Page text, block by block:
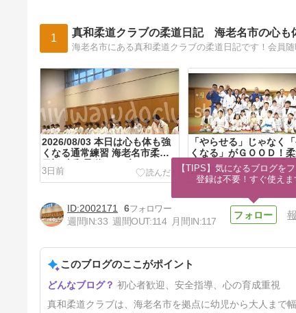
1 真和柔道クラブの柔道日記 海老名市の心も
海老名市にある真和柔道クラブの柔道日記です！会員
2026/08/03 本日は心も体も強
くなる通常練習 海老名市柔道
日記 真和柔道クラブ
3日前
「やらせる」じゃなく
くなる」がＧＯＯＤ！
を選ぶならやっぱり「真
クラブ」
19時間前
先日のひのまるキッズ関東で選
手宣誓をした柔道教室！やっぱ
25時間前
2002171
6
週間IN:33 週間OUT:114 月間IN:117
このブログのここがポイント
初心者歓迎、安全指導、心の育成重視
真和柔道クラブは、海老名市を拠点に幼児から大人まで
【TIPS】気になるブログをフ
登録は不要！すぐ使えま